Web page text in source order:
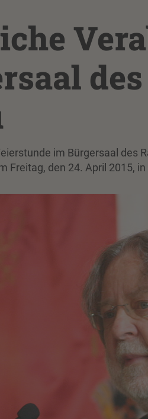
im Bürgersaal des
Freitag, den 24. April 2015,